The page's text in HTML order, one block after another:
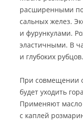
расширенными
сальных желез.
и фурункулами.
эластичными. В
и глубоких рубцов.
При совмещении
будет уходить
Применяют масло
с каплей